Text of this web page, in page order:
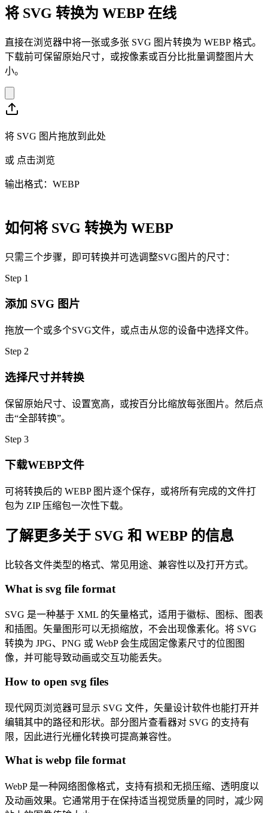
将 SVG 转换为 WEBP 在线
直接在浏览器中将一张或多张 SVG 图片转换为 WEBP 格式。
下载前可保留原始尺寸，或按像素或百分比批量调整图片大
小。
将 SVG 图片拖放到此处
或 点击浏览
输出格式：WEBP
如何将 SVG 转换为 WEBP
只需三个步骤，即可转换并可选调整SVG图片的尺寸：
Step 1
添加 SVG 图片
拖放一个或多个SVG文件，或点击从您的设备中选择文件。
Step 2
选择尺寸并转换
保留原始尺寸、设置宽高，或按百分比缩放每张图片。然后点
击“全部转换”。
Step 3
下载WEBP文件
可将转换后的 WEBP 图片逐个保存，或将所有完成的文件打
包为 ZIP 压缩包一次性下载。
了解更多关于 SVG 和 WEBP 的信息
比较各文件类型的格式、常见用途、兼容性以及打开方式。
What is svg file format
SVG 是一种基于 XML 的矢量格式，适用于徽标、图标、图表
和插图。矢量图形可以无损缩放，不会出现像素化。将 SVG
转换为 JPG、PNG 或 WebP 会生成固定像素尺寸的位图图
像，并可能导致动画或交互功能丢失。
How to open svg files
现代网页浏览器可显示 SVG 文件，矢量设计软件也能打开并
编辑其中的路径和形状。部分图片查看器对 SVG 的支持有
限，因此进行光栅化转换可提高兼容性。
What is webp file format
WebP 是一种网络图像格式，支持有损和无损压缩、透明度以
及动画效果。它通常用于在保持适当视觉质量的同时，减少网